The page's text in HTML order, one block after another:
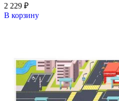
2 229 ₽
В корзину